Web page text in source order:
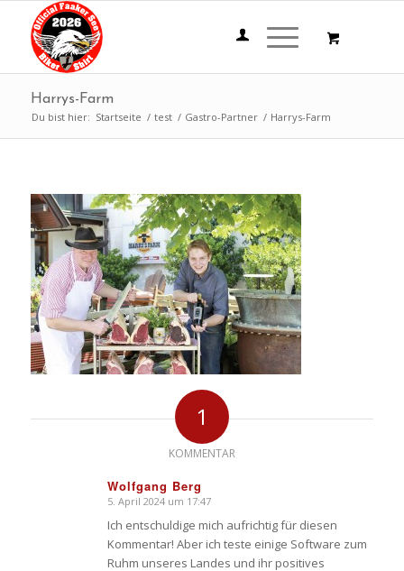
Harrys-Farm
Du bist hier: Startseite / test / Gastro-Partner / Harrys-Farm
1
KOMMENTAR
Wolfgang Berg
sagte:
5. April 2024 um 17:47
Ich entschuldige mich aufrichtig für diesen
Kommentar! Aber ich teste einige Software zum
Ruhm unseres Landes und ihr positives